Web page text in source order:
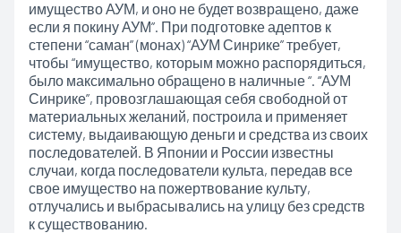
имущество АУМ, и оно не будет возвращено, даже
если я покину АУМ”. При подготовке адептов к
степени “саман” (монах) “АУМ Синрике” требует,
чтобы “имущество, которым можно распорядиться,
было максимально обращено в наличные “. “АУМ
Синрике”, провозглашающая себя свободной от
материальных желаний, построила и применяет
систему, выдаивающую деньги и средства из своих
последователей. В Японии и России известны
случаи, когда последователи культа, передав все
свое имущество на пожертвование культу,
отлучались и выбрасывались на улицу без средств
к существованию.